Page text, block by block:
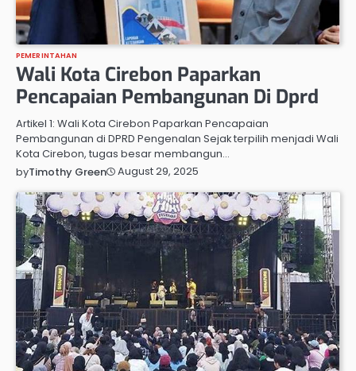
PEMERINTAHAN
Wali Kota Cirebon Paparkan
Pencapaian Pembangunan Di Dprd
Artikel 1: Wali Kota Cirebon Paparkan Pencapaian
Pembangunan di DPRD Pengenalan Sejak terpilih menjadi Wali
Kota Cirebon, tugas besar membangun…
byTimothy Green August 29, 2025